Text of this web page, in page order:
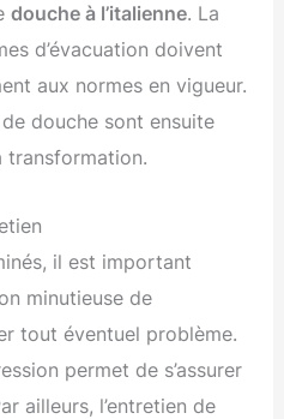
douche à l’italienne. La
d’évacuation doivent
aux normes en vigueur.
douche sont ensuite
transformation.
il est important
minutieuse de
tout éventuel problème.
permet de s’assurer
ailleurs, l’entretien de